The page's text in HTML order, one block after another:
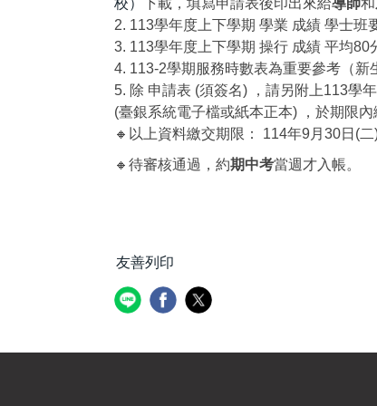
校） 下載，填寫申請表後印出來給導師和
2. 113學年度上下學期 學業 成績 學士
3. 113學年度上下學期 操行 成績 平均80
4. 113-2學期服務時數表為重要參考（新
5. 除 申請表 (須簽名) ，請另附上113學
(臺銀系統電子檔或紙本正本) ，於期限內
🔸以上資料繳交期限： 114年9月30日(二)
🔸待審核通過，約期中考當週才入帳。
友善列印